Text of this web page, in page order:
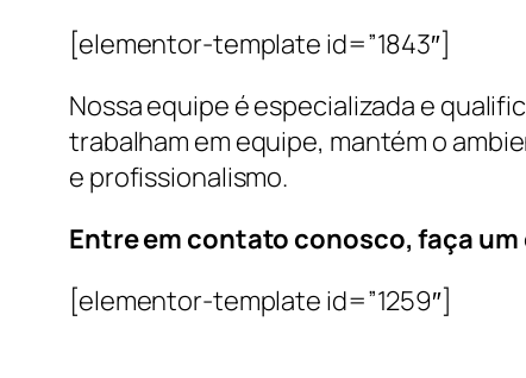
[elementor-template id=”1843″]
Nossa equipe é especializada e
trabalham em equipe, mantém o
e profissionalismo.
Entre em contato conosco, faça
[elementor-template id=”1259″]